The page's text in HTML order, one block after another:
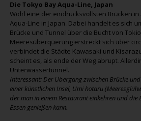
Die Tokyo Bay Aqua-Line, Japan
Wohl eine der eindrucksvollsten Brücken in
Aqua-Line in Japan. Dabei handelt es sich
Brücke und Tunnel über die Bucht von
Meeresüberquerung erstreckt sich über
verbindet die Städte Kawasaki und
scheint es, als ende der Weg abrupt.
Unterwassertunnel.
Interessant: Der Übergang zwischen Brücke
einer künstlichen Insel, Umi hotaru
der man in einem Restaurant einkehren und die
Essen genießen kann.